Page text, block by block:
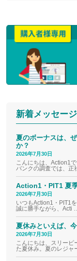
新着メッセージ
夏のボーナスは、
か？
2026年7月30日
こんにちは、Action1
バンクの調査では、
Action1・PIT1 夏
2026年7月30日
いつもAction1・PIT1
誠に勝手ながら、Acti
夏休みといえば、
2026年7月30日
こんにちは、スリーピ
た夏休み。夏のレジ